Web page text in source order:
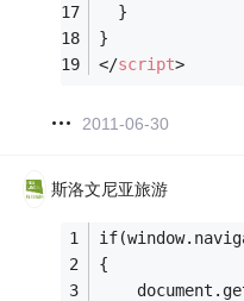
  }
}
</script>
2011-06-30
斯洛文尼亚旅游
{